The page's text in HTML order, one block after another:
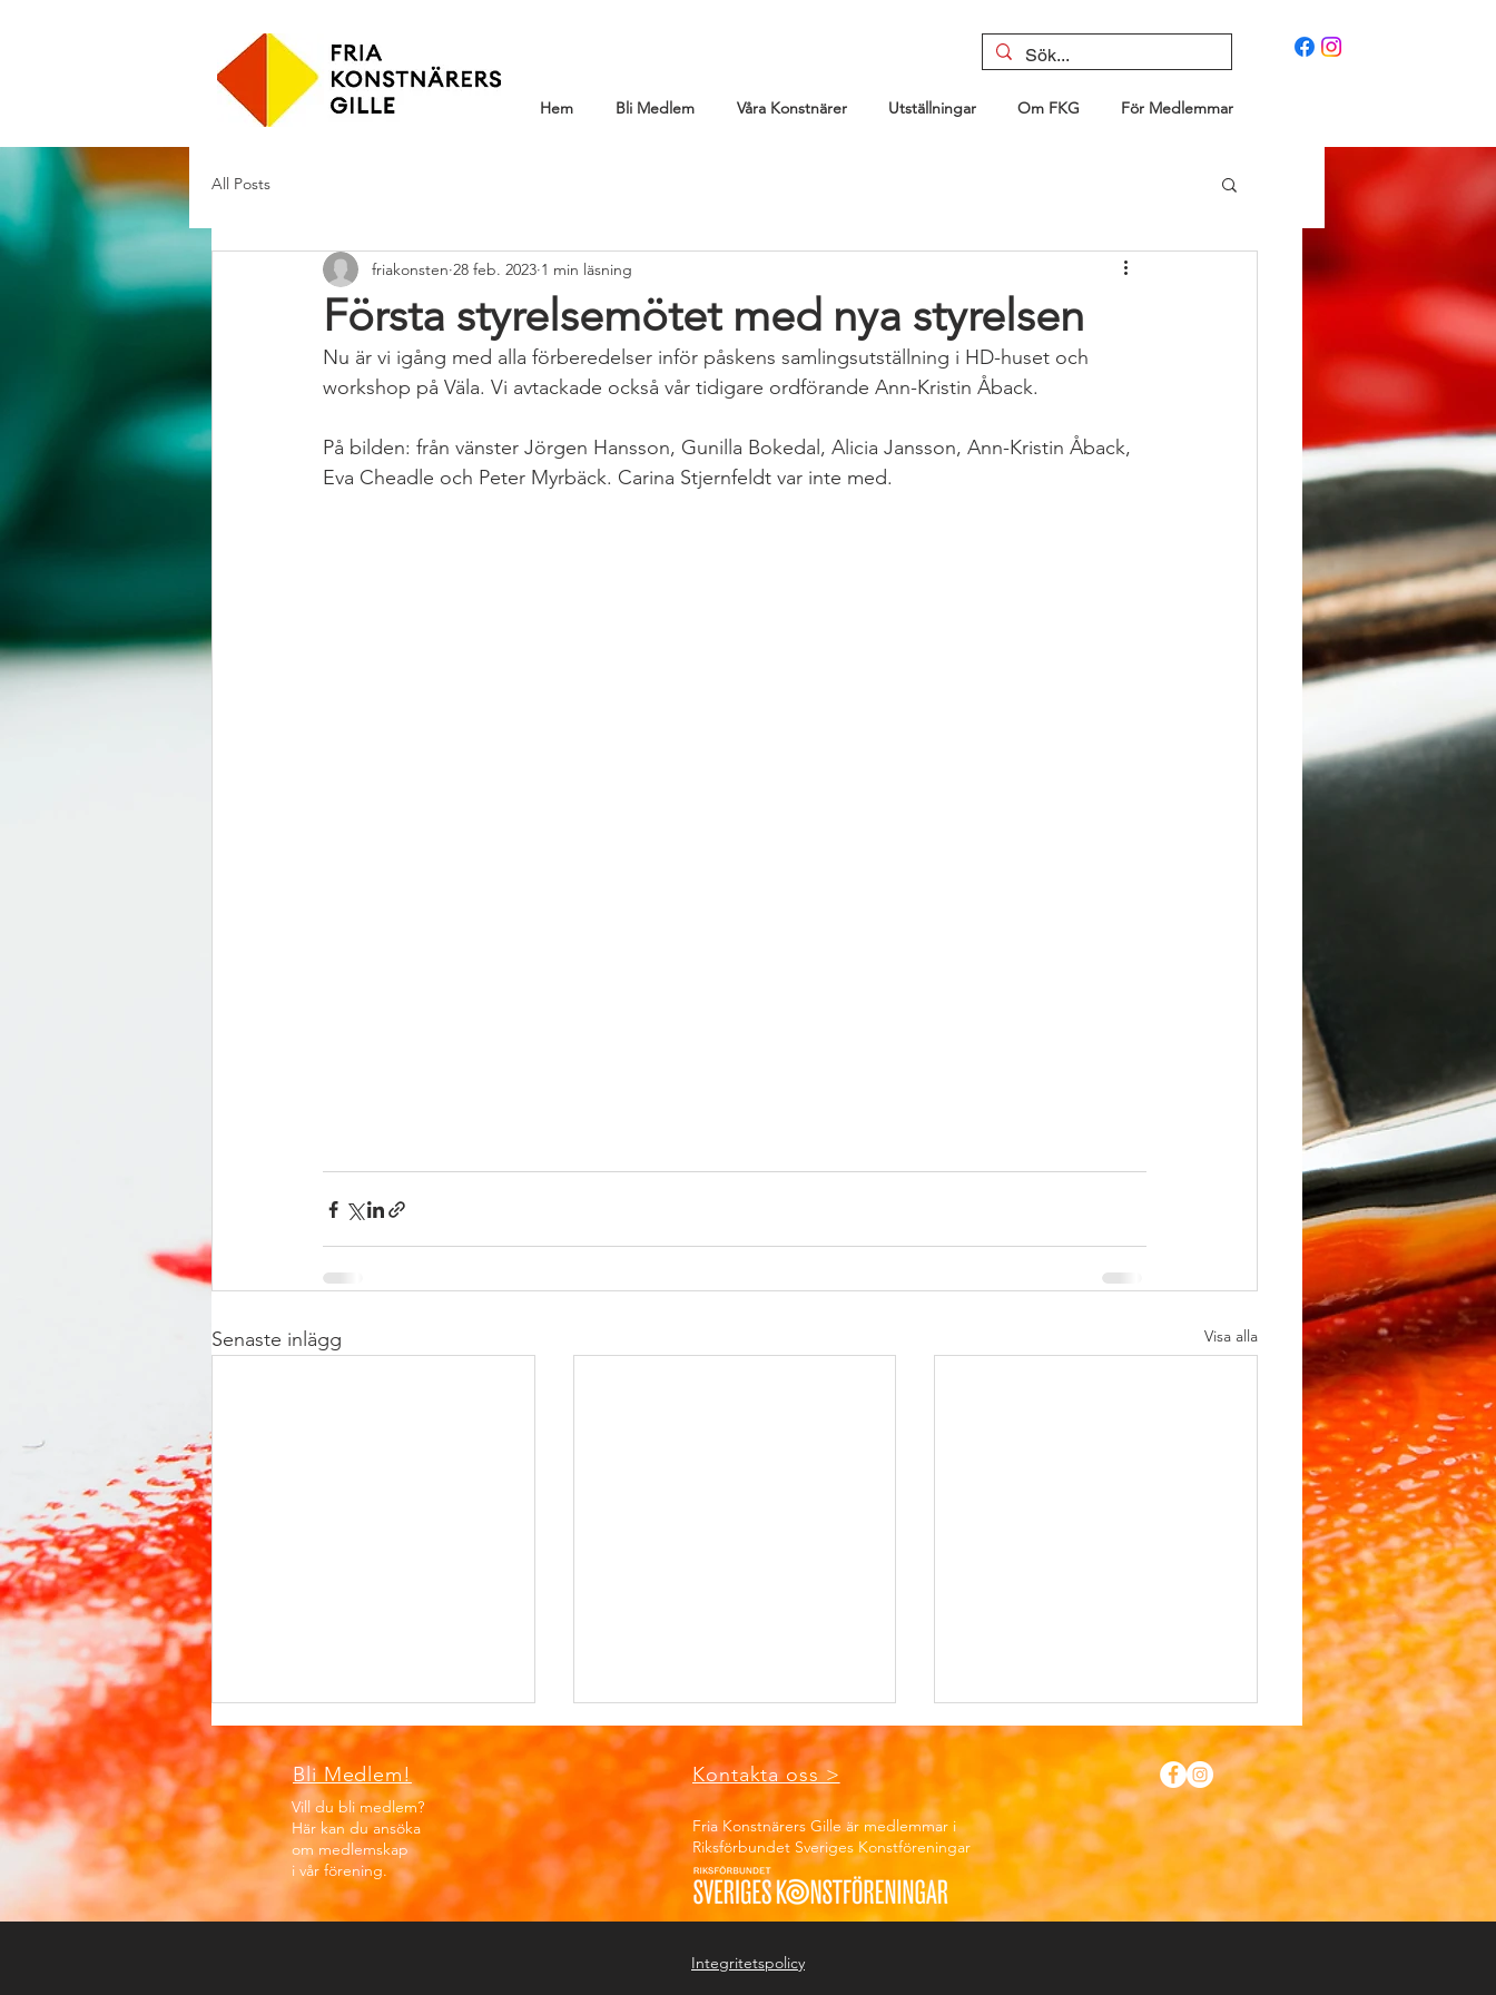
Hem Bli Medlem Våra Konstnärer Utställningar Om FKG För Medlemmar
All Posts
Första styrelsemötet med nya styrelsen
friakonsten 28 feb. 2023 1 min läsning
Nu är vi igång med alla förberedelser inför påskens samlingsutställning i HD-huset och
workshop på Väla. Vi avtackade också vår tidigare ordförande Ann-Kristin Åback.
På bilden: från vänster Jörgen Hansson, Gunilla Bokedal, Alicia Jansson, Ann-Kristin Åback,
Eva Cheadle och Peter Myrbäck. Carina Stjernfeldt var inte med.
Senaste inlägg Visa alla
AW på Utsikten, fred 10 juli,
Utflykt till Borstahusen – måla,
FKGs Konstrunda 2026
Bli Medlem!
Vill du bli medlem?
Här kan du ansöka
om medlemskap
i vår förening.
Kontakta oss >
Fria Konstnärers Gille är medlemmar i
Riksförbundet Sveriges Konstföreningar
Integritetspolicy